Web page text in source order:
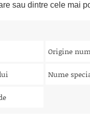
sau dintre cele mai
Origine
Nume